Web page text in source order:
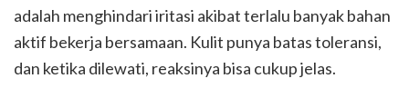
adalah menghindari iritasi akibat terlalu banyak bahan
aktif bekerja bersamaan. Kulit punya batas toleransi,
dan ketika dilewati, reaksinya bisa cukup jelas.